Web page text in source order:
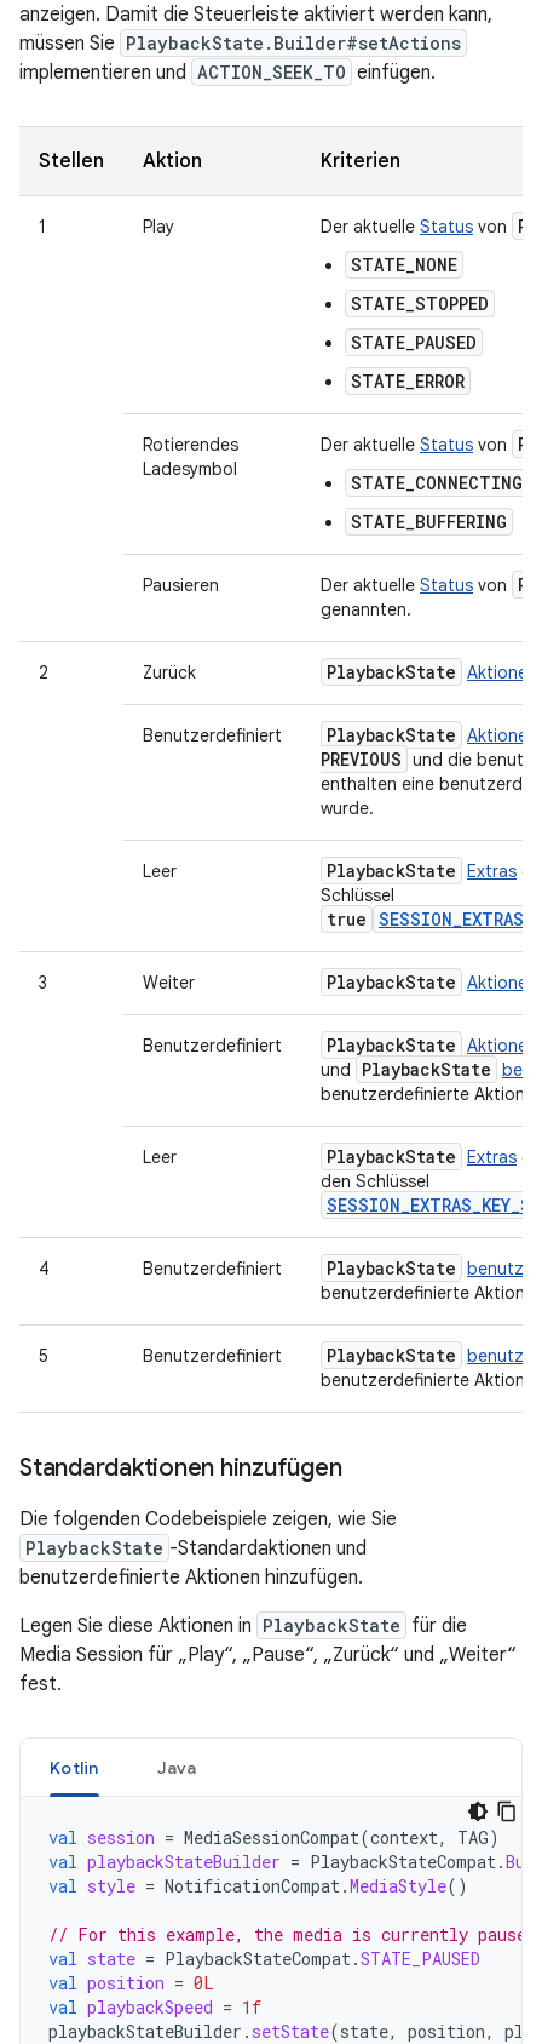
anzeigen. Damit die Steuerleiste aktiviert werden kann,
müssen Sie PlaybackState.Builder#setActions
implementieren und ACTION_SEEK_TO einfügen.
Stellen Aktion Kriterien
1 Play Der aktuelle Status von
STATE_NONE
STATE_STOPPED
STATE_PAUSED
STATE_ERROR
Rotierendes
Ladesymbol
Der aktuelle Status von
STATE_CONNECTING
STATE_BUFFERING
Pausieren Der aktuelle Status von
genannten.
2 Zurück PlaybackState Aktionen
Benutzerdefiniert PlaybackState Aktionen
PREVIOUS und die
enthalten eine
wurde.
Leer PlaybackState Extras
Schlüssel
true
3 Weiter PlaybackState Aktionen
Benutzerdefiniert PlaybackState Aktionen
und
PlaybackState
benutzerdefinierte Aktion,
Leer PlaybackState Extras
den Schlüssel
4 Benutzerdefiniert PlaybackState
benutzerdefinierte Aktion,
5 Benutzerdefiniert PlaybackState
benutzerdefinierte Aktion,
Standardaktionen hinzufügen
Die folgenden Codebeispiele zeigen, wie Sie
PlaybackState -Standardaktionen und
benutzerdefinierte Aktionen hinzufügen.
Legen Sie diese Aktionen in PlaybackState für die
Media Session für „Play“, „Pause“, „Zurück“ und „Weiter“
fest.
Kotlin Java
val session = MediaSessionCompat(context, TAG)
val playbackStateBuilder = PlaybackStateCompat.
val style = NotificationCompat.MediaStyle()
// For this example, the media is currently
val state = PlaybackStateCompat.STATE_PAUSED
val position = 0L
val playbackSpeed = 1f
playbackStateBuilder . setState(state, position,